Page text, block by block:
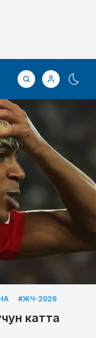
#ЖЧ-2026
катта